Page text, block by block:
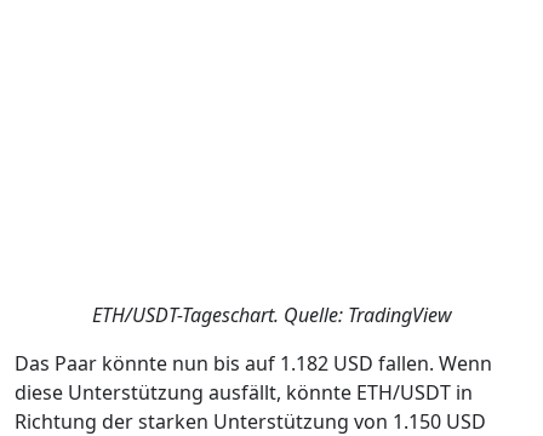
ETH/USDT-Tageschart. Quelle: TradingView
Das Paar könnte nun bis auf 1.182 USD fallen. Wenn
diese Unterstützung ausfällt, könnte ETH/USDT in
Richtung der starken Unterstützung von 1.150 USD